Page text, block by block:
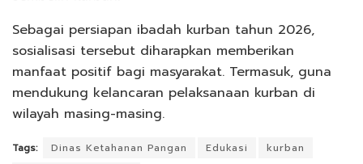
Sebagai persiapan ibadah kurban tahun 2026,
sosialisasi tersebut diharapkan memberikan
manfaat positif bagi masyarakat. Termasuk, guna
mendukung kelancaran pelaksanaan kurban di
wilayah masing-masing.
Tags: Dinas Ketahanan Pangan Edukasi
kurban